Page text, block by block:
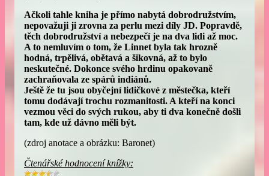
Ačkoli tahle kniha je přímo nabytá dobrodružstvím,
nepovažuji ji zrovna za perlu mezi díly JD. Popravdě,
těch dobrodružství a nebezpečí je na dva lidi až moc.
A to nemluvím o tom, že Linnet byla tak hrozně
hodná, trpělivá, obětavá a šikovná, až to bylo
neskutečné. Dokonce svého hrdinu opakovaně
zachraňovala ze spárů indiánů.
Ještě že tu jsou obyčejní lidičkové z městečka, kteří
tomu dodávají trochu rozmanitosti. A kteří na konci
vezmou věci do svých rukou, aby ti dva konečně došli
tam, kde už dávno měli být.
(zdroj anotace a obrázku: Baronet)
Čtenářské hodnocení knížky: